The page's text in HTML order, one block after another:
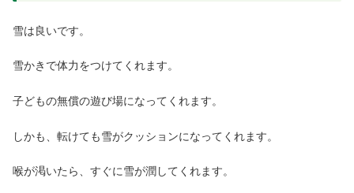
雪は良いです。
雪かきで体力をつけてくれます。
子どもの無償の遊び場になってくれます。
しかも、転けても雪がクッションになってくれます。
喉が渇いたら、すぐに雪が潤してくれます。